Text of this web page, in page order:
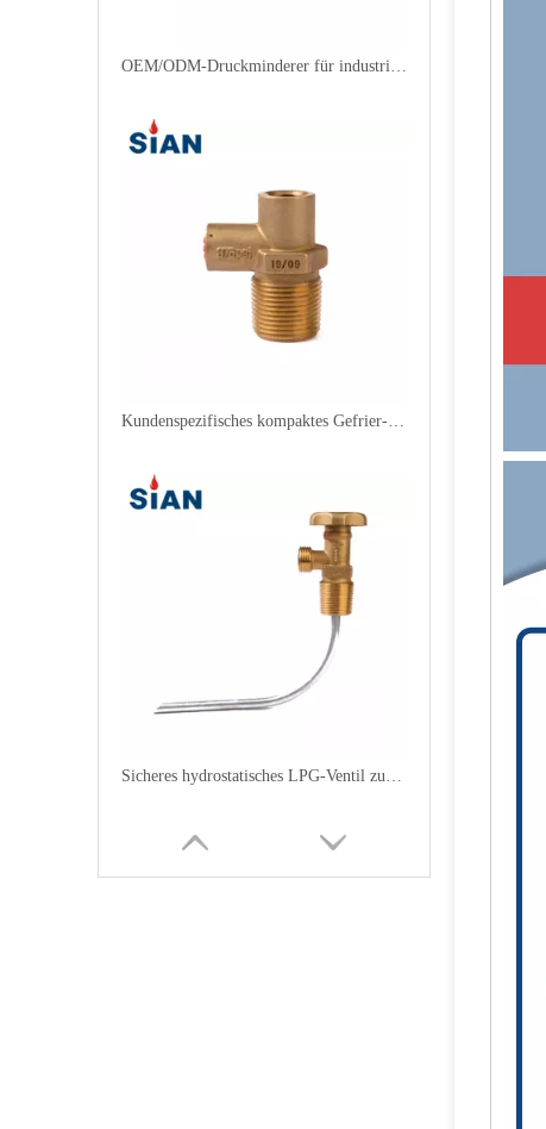
OEM/ODM-Druckminderer für industrielles LPG-Ventil
Kundenspezifisches kompaktes Gefrier-LPG-Ventil
Sicheres hydrostatisches LPG-Ventil zur Entlastung